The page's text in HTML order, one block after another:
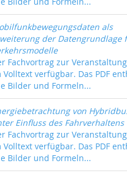
als
der Datengrundlage
Fachvortrag zur
Volltext verfügbar. Das PDF
Bilder und Formeln...
von
Einfluss des Fahrverhaltens
Fachvortrag zur
Volltext verfügbar. Das PDF
Bilder und Formeln...